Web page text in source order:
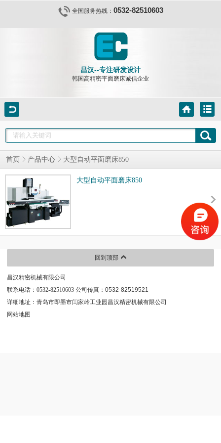
全国服务热线： 0532-82510603
昌汉--专注研发设计
韩国高精密平面磨床诚信企业
首页 产品中心 大型自动平面磨床850
大型自动平面磨床850
回到顶部
昌汉精密机械有限公司
联系电话：0532-82510603公司传真：0532-82519521
详细地址：青岛市即墨市闫家岭工业园昌汉精密机械有限公司
网站地图